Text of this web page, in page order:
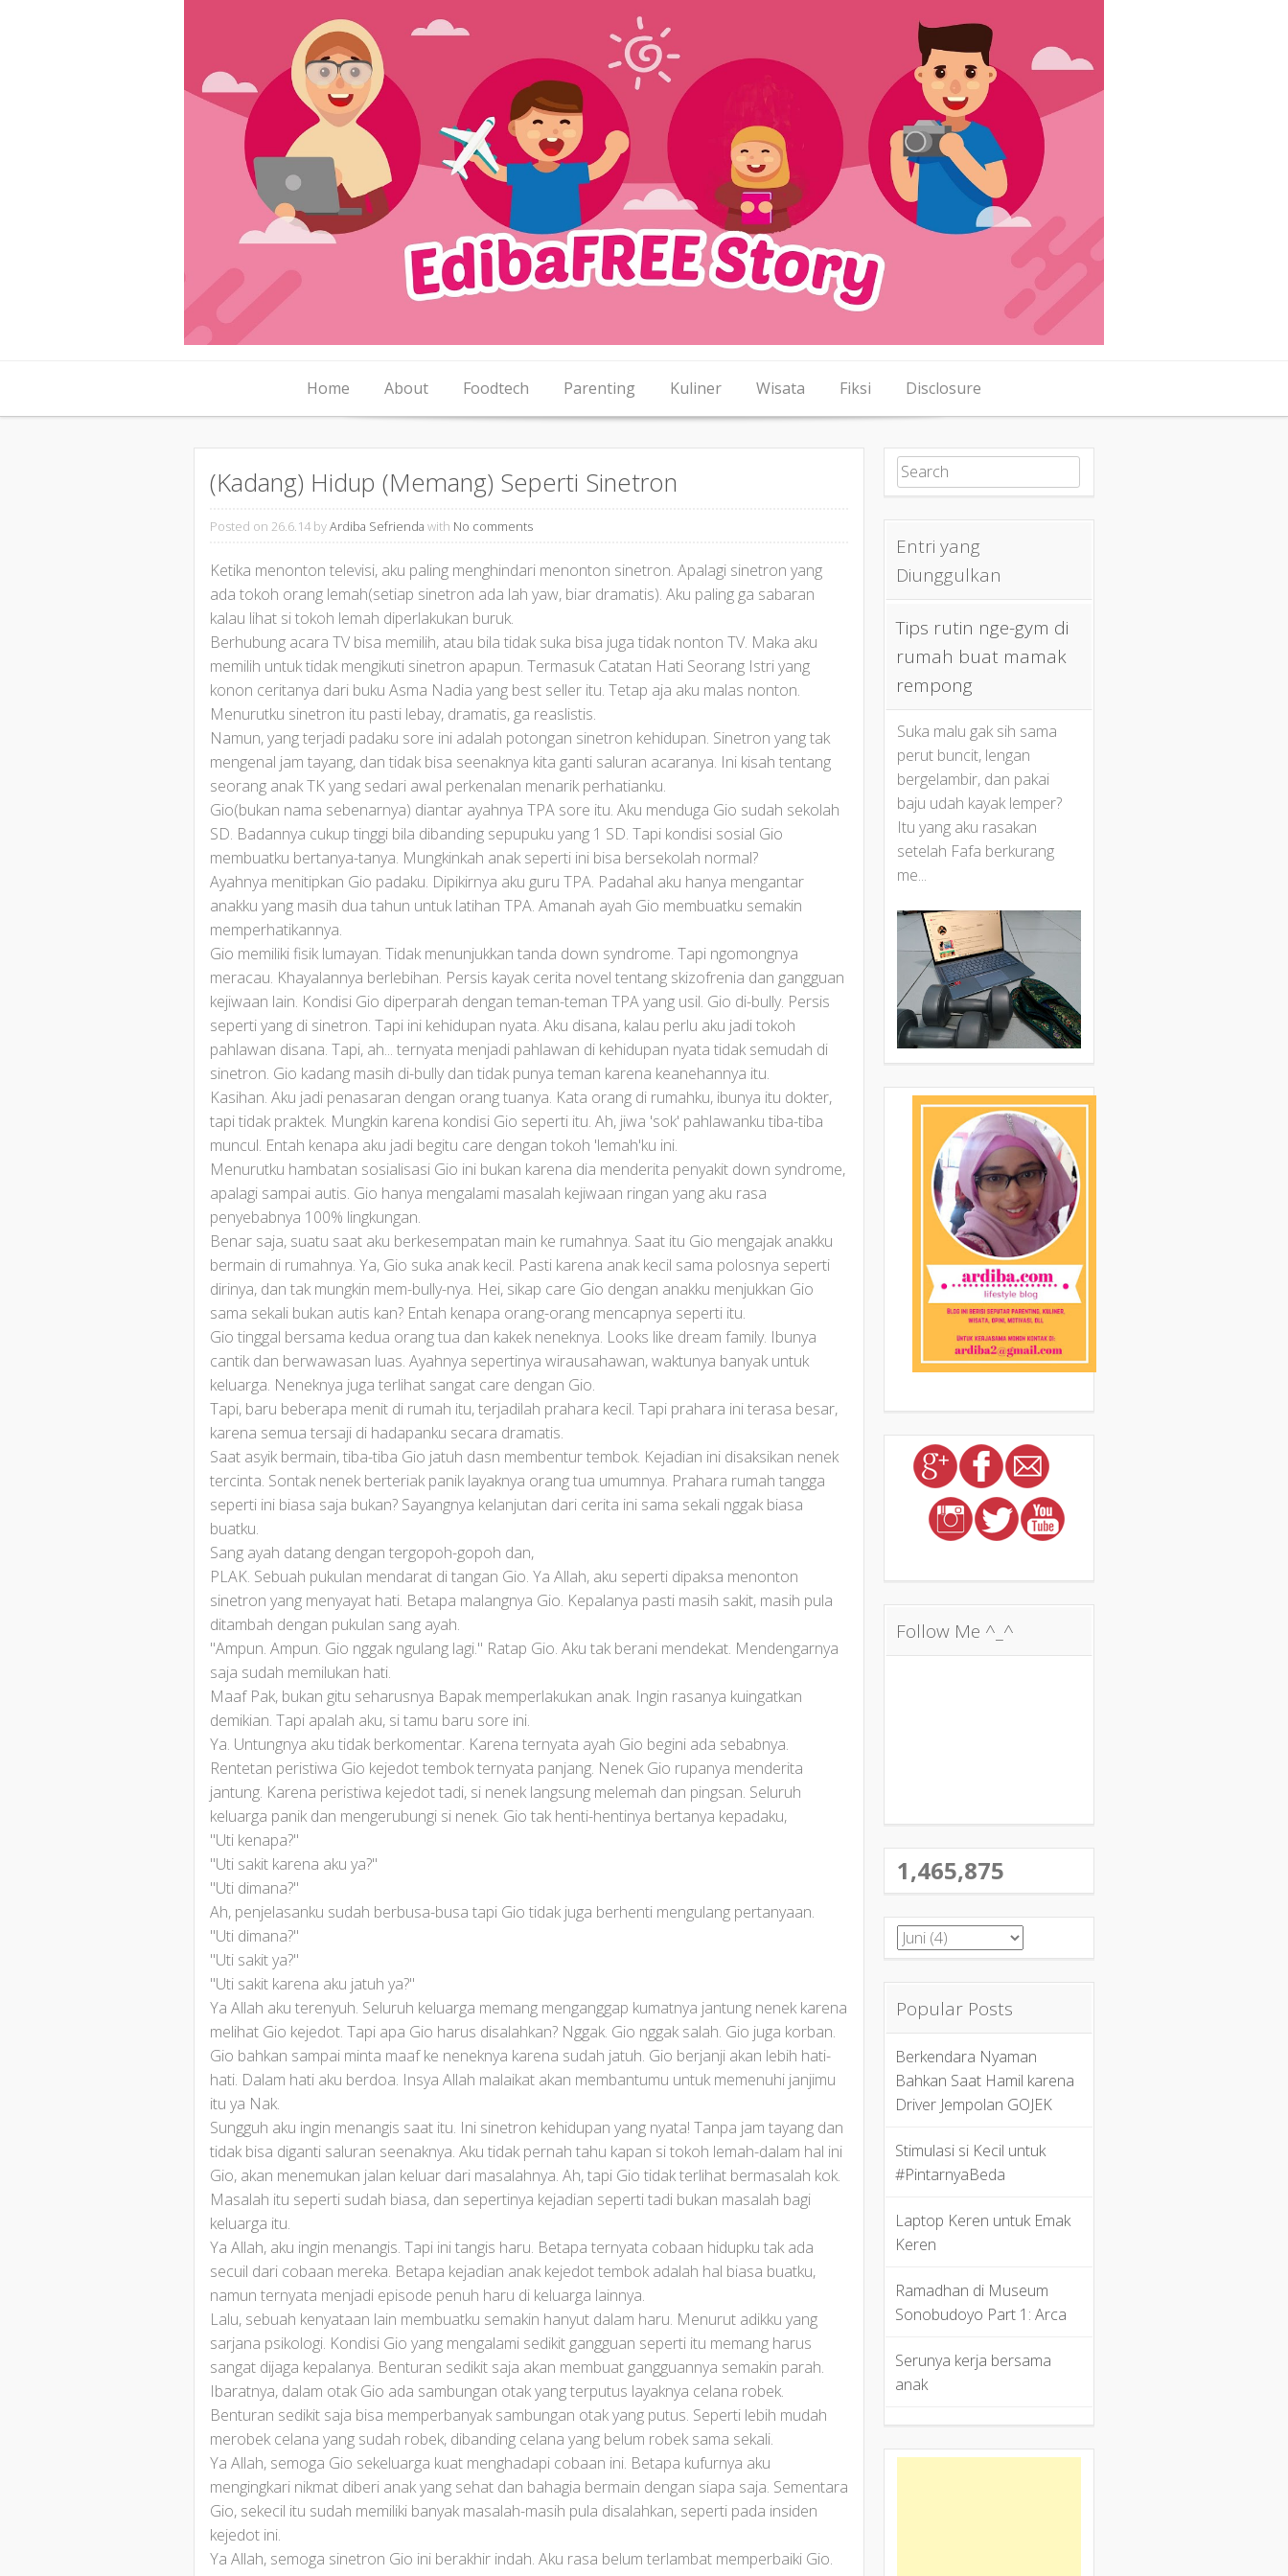
Home About Foodtech Parenting Kuliner Wisata Fiksi Disclosure
(Kadang) Hidup (Memang) Seperti Sinetron
Posted on 26.6.14 byArdiba Sefrienda with No comments
Ketika menonton televisi, aku paling menghindari menonton sinetron. Apalagi sinetron yang
ada tokoh orang lemah(setiap sinetron ada lah yaw, biar dramatis). Aku paling ga sabaran
kalau lihat si tokoh lemah diperlakukan buruk.
Berhubung acara TV bisa memilih, atau bila tidak suka bisa juga tidak nonton TV. Maka aku
memilih untuk tidak mengikuti sinetron apapun. Termasuk Catatan Hati Seorang Istri yang
konon ceritanya dari buku Asma Nadia yang best seller itu. Tetap aja aku malas nonton.
Menurutku sinetron itu pasti lebay, dramatis, ga reaslistis.
Namun, yang terjadi padaku sore ini adalah potongan sinetron kehidupan. Sinetron yang tak
mengenal jam tayang, dan tidak bisa seenaknya kita ganti saluran acaranya. Ini kisah tentang
seorang anak TK yang sedari awal perkenalan menarik perhatianku.
Gio(bukan nama sebenarnya) diantar ayahnya TPA sore itu. Aku menduga Gio sudah sekolah
SD. Badannya cukup tinggi bila dibanding sepupuku yang 1 SD. Tapi kondisi sosial Gio
membuatku bertanya-tanya. Mungkinkah anak seperti ini bisa bersekolah normal?
Ayahnya menitipkan Gio padaku. Dipikirnya aku guru TPA. Padahal aku hanya mengantar
anakku yang masih dua tahun untuk latihan TPA. Amanah ayah Gio membuatku semakin
memperhatikannya.
Gio memiliki fisik lumayan. Tidak menunjukkan tanda down syndrome. Tapi ngomongnya
meracau. Khayalannya berlebihan. Persis kayak cerita novel tentang skizofrenia dan gangguan
kejiwaan lain. Kondisi Gio diperparah dengan teman-teman TPA yang usil. Gio di-bully. Persis
seperti yang di sinetron. Tapi ini kehidupan nyata. Aku disana, kalau perlu aku jadi tokoh
pahlawan disana. Tapi, ah... ternyata menjadi pahlawan di kehidupan nyata tidak semudah di
sinetron. Gio kadang masih di-bully dan tidak punya teman karena keanehannya itu.
Kasihan. Aku jadi penasaran dengan orang tuanya. Kata orang di rumahku, ibunya itu dokter,
tapi tidak praktek. Mungkin karena kondisi Gio seperti itu. Ah, jiwa 'sok' pahlawanku tiba-tiba
muncul. Entah kenapa aku jadi begitu care dengan tokoh 'lemah'ku ini.
Menurutku hambatan sosialisasi Gio ini bukan karena dia menderita penyakit down syndrome,
apalagi sampai autis. Gio hanya mengalami masalah kejiwaan ringan yang aku rasa
penyebabnya 100% lingkungan.
Benar saja, suatu saat aku berkesempatan main ke rumahnya. Saat itu Gio mengajak anakku
bermain di rumahnya. Ya, Gio suka anak kecil. Pasti karena anak kecil sama polosnya seperti
dirinya, dan tak mungkin mem-bully-nya. Hei, sikap care Gio dengan anakku menjukkan Gio
sama sekali bukan autis kan? Entah kenapa orang-orang mencapnya seperti itu.
Gio tinggal bersama kedua orang tua dan kakek neneknya. Looks like dream family. Ibunya
cantik dan berwawasan luas. Ayahnya sepertinya wirausahawan, waktunya banyak untuk
keluarga. Neneknya juga terlihat sangat care dengan Gio.
Tapi, baru beberapa menit di rumah itu, terjadilah prahara kecil. Tapi prahara ini terasa besar,
karena semua tersaji di hadapanku secara dramatis.
Saat asyik bermain, tiba-tiba Gio jatuh dasn membentur tembok. Kejadian ini disaksikan nenek
tercinta. Sontak nenek berteriak panik layaknya orang tua umumnya. Prahara rumah tangga
seperti ini biasa saja bukan? Sayangnya kelanjutan dari cerita ini sama sekali nggak biasa
buatku.
Sang ayah datang dengan tergopoh-gopoh dan,
PLAK. Sebuah pukulan mendarat di tangan Gio. Ya Allah, aku seperti dipaksa menonton
sinetron yang menyayat hati. Betapa malangnya Gio. Kepalanya pasti masih sakit, masih pula
ditambah dengan pukulan sang ayah.
"Ampun. Ampun. Gio nggak ngulang lagi." Ratap Gio. Aku tak berani mendekat. Mendengarnya
saja sudah memilukan hati.
Maaf Pak, bukan gitu seharusnya Bapak memperlakukan anak. Ingin rasanya kuingatkan
demikian. Tapi apalah aku, si tamu baru sore ini.
Ya. Untungnya aku tidak berkomentar. Karena ternyata ayah Gio begini ada sebabnya.
Rentetan peristiwa Gio kejedot tembok ternyata panjang. Nenek Gio rupanya menderita
jantung. Karena peristiwa kejedot tadi, si nenek langsung melemah dan pingsan. Seluruh
keluarga panik dan mengerubungi si nenek. Gio tak henti-hentinya bertanya kepadaku,
"Uti kenapa?"
"Uti sakit karena aku ya?"
"Uti dimana?"
Ah, penjelasanku sudah berbusa-busa tapi Gio tidak juga berhenti mengulang pertanyaan.
"Uti dimana?"
"Uti sakit ya?"
"Uti sakit karena aku jatuh ya?"
Ya Allah aku terenyuh. Seluruh keluarga memang menganggap kumatnya jantung nenek karena
melihat Gio kejedot. Tapi apa Gio harus disalahkan? Nggak. Gio nggak salah. Gio juga korban.
Gio bahkan sampai minta maaf ke neneknya karena sudah jatuh. Gio berjanji akan lebih hati-
hati. Dalam hati aku berdoa. Insya Allah malaikat akan membantumu untuk memenuhi janjimu
itu ya Nak.
Sungguh aku ingin menangis saat itu. Ini sinetron kehidupan yang nyata! Tanpa jam tayang dan
tidak bisa diganti saluran seenaknya. Aku tidak pernah tahu kapan si tokoh lemah-dalam hal ini
Gio, akan menemukan jalan keluar dari masalahnya. Ah, tapi Gio tidak terlihat bermasalah kok.
Masalah itu seperti sudah biasa, dan sepertinya kejadian seperti tadi bukan masalah bagi
keluarga itu.
Ya Allah, aku ingin menangis. Tapi ini tangis haru. Betapa ternyata cobaan hidupku tak ada
secuil dari cobaan mereka. Betapa kejadian anak kejedot tembok adalah hal biasa buatku,
namun ternyata menjadi episode penuh haru di keluarga lainnya.
Lalu, sebuah kenyataan lain membuatku semakin hanyut dalam haru. Menurut adikku yang
sarjana psikologi. Kondisi Gio yang mengalami sedikit gangguan seperti itu memang harus
sangat dijaga kepalanya. Benturan sedikit saja akan membuat gangguannya semakin parah.
Ibaratnya, dalam otak Gio ada sambungan otak yang terputus layaknya celana robek.
Benturan sedikit saja bisa memperbanyak sambungan otak yang putus. Seperti lebih mudah
merobek celana yang sudah robek, dibanding celana yang belum robek sama sekali.
Ya Allah, semoga Gio sekeluarga kuat menghadapi cobaan ini. Betapa kufurnya aku
mengingkari nikmat diberi anak yang sehat dan bahagia bermain dengan siapa saja. Sementara
Gio, sekecil itu sudah memiliki banyak masalah-masih pula disalahkan, seperti pada insiden
kejedot ini.
Ya Allah, semoga sinetron Gio ini berakhir indah. Aku rasa belum terlambat memperbaiki Gio.
Search for:
Entri yang
Diunggulkan
Tips rutin nge-gym di
rumah buat mamak
rempong
Suka malu gak sih sama
perut buncit, lengan
bergelambir, dan pakai
baju udah kayak lemper?
Itu yang aku rasakan
setelah Fafa berkurang
me...
Follow Me ^_^
1,465,875
Popular Posts
Berkendara Nyaman
Bahkan Saat Hamil karena
Driver Jempolan GOJEK
Stimulasi si Kecil untuk
#PintarnyaBeda
Laptop Keren untuk Emak
Keren
Ramadhan di Museum
Sonobudoyo Part 1: Arca
Serunya kerja bersama
anak